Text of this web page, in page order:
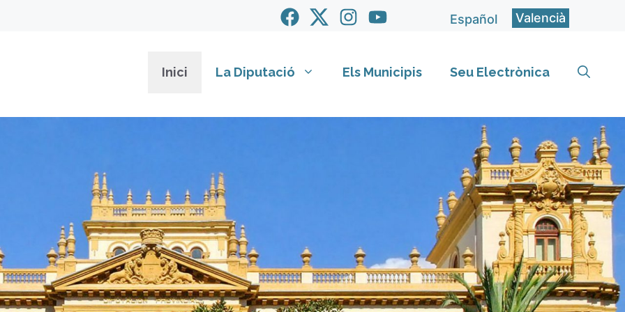
Español Valencià
Inici La Diputació Els Municipis Seu Electrònica